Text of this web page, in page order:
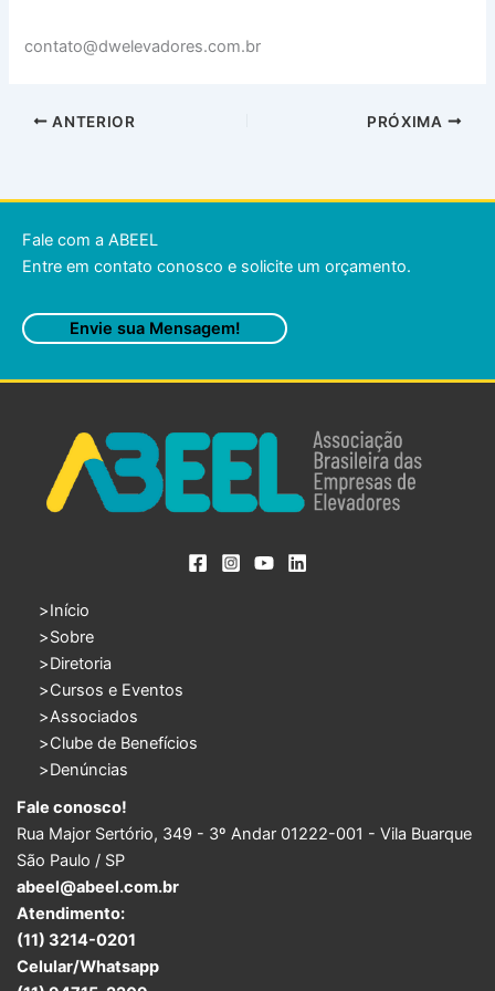
contato@dwelevadores.com.br
ANTERIOR PRÓXIMA
Fale com a ABEEL
Entre em contato conosco e solicite um orçamento.
Envie sua Mensagem!
Início
Sobre
Diretoria
Cursos e Eventos
Associados
Clube de Benefícios
Denúncias
Fale conosco!
Rua Major Sertório, 349 - 3º Andar 01222-001 - Vila Buarque
São Paulo / SP
abeel@abeel.com.br
Atendimento:
(11) 3214-0201
Celular/Whatsapp